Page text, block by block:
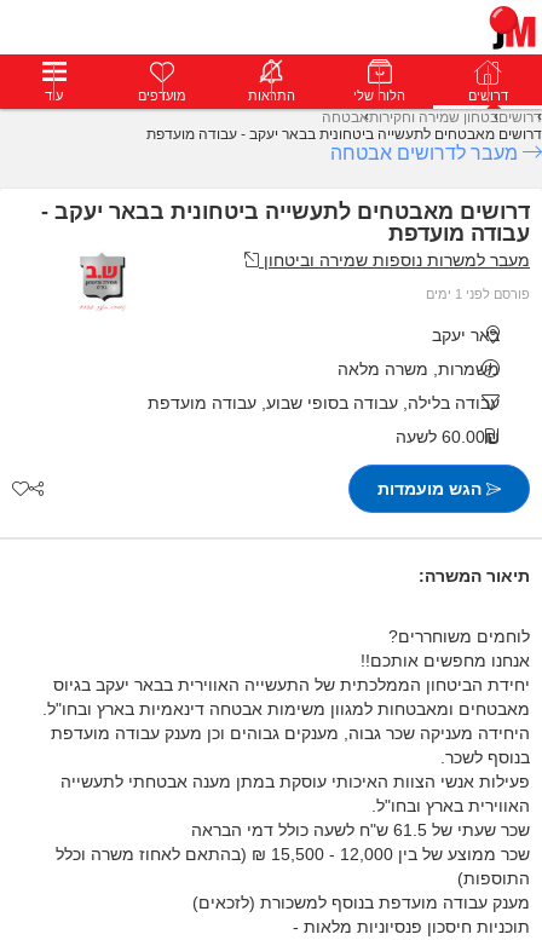
דרושים פרופילים הודעות פרימיום דרושים הלוח שלי התראות מועדפים עוד
דרושיםבטחון שמירה וחקירותאבטחה
דרושים מאבטחים לתעשייה ביטחונית בבאר יעקב - עבודה מועדפת
מעבר לדרושים אבטחה
דרושים מאבטחים לתעשייה ביטחונית בבאר יעקב -
עבודה מועדפת
מעבר למשרות נוספות שמירה וביטחון
פורסם לפני 1 ימים
באר יעקב
משמרות, משרה מלאה
עבודה בלילה, עבודה בסופי שבוע, עבודה מועדפת
60.00₪ לשעה
הגש מועמדות
תיאור המשרה:
לוחמים משוחררים?
אנחנו מחפשים אותכם!!
יחידת הביטחון הממלכתית של התעשייה האווירית בבאר יעקב בגיוס
מאבטחים ומאבטחות למגוון משימות אבטחה דינאמיות בארץ ובחו"ל.
היחידה מעניקה שכר גבוה, מענקים גבוהים וכן מענק עבודה מועדפת
בנוסף לשכר.
פעילות אנשי הצוות האיכותי עוסקת במתן מענה אבטחתי לתעשייה
האווירית בארץ ובחו"ל.
שכר שעתי של 61.5 ש"ח לשעה כולל דמי הבראה
שכר ממוצע של בין 12,000 - 15,500 ₪ (בהתאם לאחוז משרה וכלל
התוספות)
מענק עבודה מועדפת בנוסף למשכורת (לזכאים)
תוכניות חיסכון פנסיוניות מלאות -